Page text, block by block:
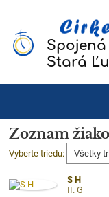
Stará
Zoznam
Vyberte triedu:
S H
II. G